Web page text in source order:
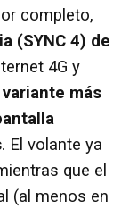
completo,
(SYNC 4) de
4G y
variante más
. El volante ya
que el
(al menos en